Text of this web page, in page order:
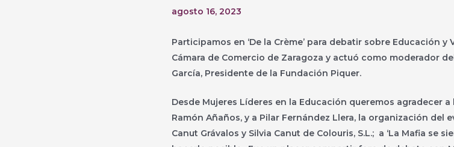
agosto 16, 2023
Participamos en ‘De la Crème’ para debatir sobre Educación
Cámara de Comercio de Zaragoza y actuó como moderador
García, Presidente de la Fundación Piquer.
Desde Mujeres Líderes en la Educación queremos agradecer
Ramón Añaños, y a Pilar Fernández Llera, la organización del
Canut Grávalos y Silvia Canut de Colouris, S.L.; a ‘La Mafia se